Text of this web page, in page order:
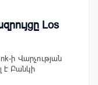
Los
ի Վարչության
է Բանկի